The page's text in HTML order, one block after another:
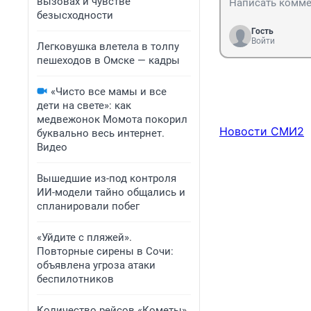
безысходности
Легковушка влетела в толпу
пешеходов в Омске — кадры
«Чисто все мамы и все
дети на свете»: как
медвежонок Момота покорил
буквально весь интернет.
Видео
Вышедшие из-под контроля
ИИ-модели тайно общались и
спланировали побег
«Уйдите с пляжей».
Повторные сирены в Сочи:
объявлена угроза атаки
беспилотников
Гость
Войти
Новости СМИ2